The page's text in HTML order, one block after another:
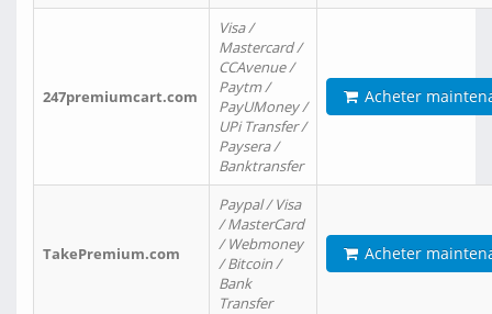
247premiumcart.com
Visa /
Mastercard /
CCAvenue /
Paytm /
PayUMoney /
UPi Transfer /
Paysera /
Banktransfer
Acheter
TakePremium.com
Paypal / Visa
/ MasterCard
/ Webmoney
/ Bitcoin /
Bank
Transfer
Acheter